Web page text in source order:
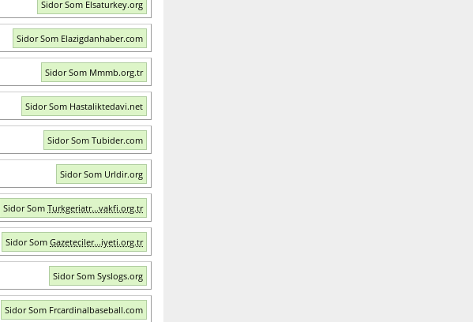
Sidor Som Elsaturkey.org
Sidor Som Elazigdanhaber.com
Sidor Som Mmmb.org.tr
Sidor Som Hastaliktedavi.net
Sidor Som Tubider.com
Sidor Som Urldir.org
Sidor Som Turkgeriatr...vakfi.org.tr
Sidor Som Gazeteciler...iyeti.org.tr
Sidor Som Syslogs.org
Sidor Som Frcardinalbaseball.com